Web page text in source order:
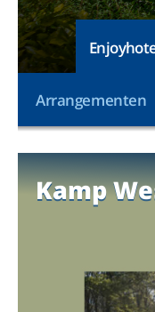
Arrangementen
Kamp